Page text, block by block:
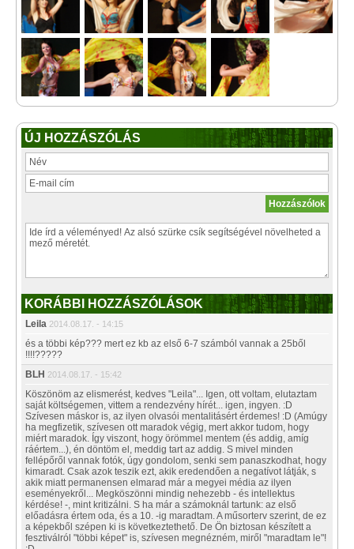
ÚJ HOZZÁSZÓLÁS
KORÁBBI HOZZÁSZÓLÁSOK
Leila 2014.08.17. - 14:15
és a többi kép??? mert ez kb az első 6-7 számból vannak a 25ből
!!!!?????
BLH 2014.08.17. - 15:42
Köszönöm az elismerést, kedves "Leila"... Igen, ott voltam, elutaztam
saját költségemen, vittem a rendezvény hírét... igen, ingyen. :D
Szívesen máskor is, az ilyen olvasói mentalitásért érdemes! :D (Amúgy
ha megfizetik, szívesen ott maradok végig, mert akkor tudom, hogy
miért maradok. Így viszont, hogy örömmel mentem (és addig, amíg
ráértem...), én döntöm el, meddig tart az addig. S mivel minden
fellépőről vannak fotók, úgy gondolom, senki sem panaszkodhat, hogy
kimaradt. Csak azok teszik ezt, akik eredendően a negatívot látják, s
akik miatt permanensen elmarad már a megyei média az ilyen
eseményekről... Megköszönni mindig nehezebb - és intellektus
kérdése! -, mint kritizálni. S ha már a számoknál tartunk: az első
előadásra értem oda, és a 10. -ig maradtam. A műsorterv szerint, de ez
a képekből szépen ki is következtethető. De Ön biztosan készített a
fesztiválról "többi képet" is, szívesen megnézném, miről "maradtam le"!